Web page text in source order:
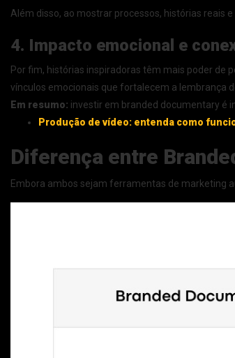
Além disso, ao mostrar processos, histórias reais
4. Impacto emocional e
Por fim, histórias inspiradoras têm mais poder de
vínculos emocionais que fortalecem a lembrança
Em resumo: investir em branded documentary é
Produção de vídeo: entenda como
Diferença entre
Embora ambos sejam ferramentas de marketing